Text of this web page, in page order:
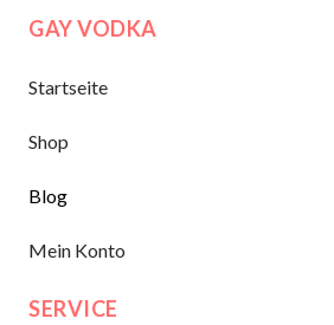
GAY VODKA
Startseite
Shop
Blog
Mein Konto
SERVICE